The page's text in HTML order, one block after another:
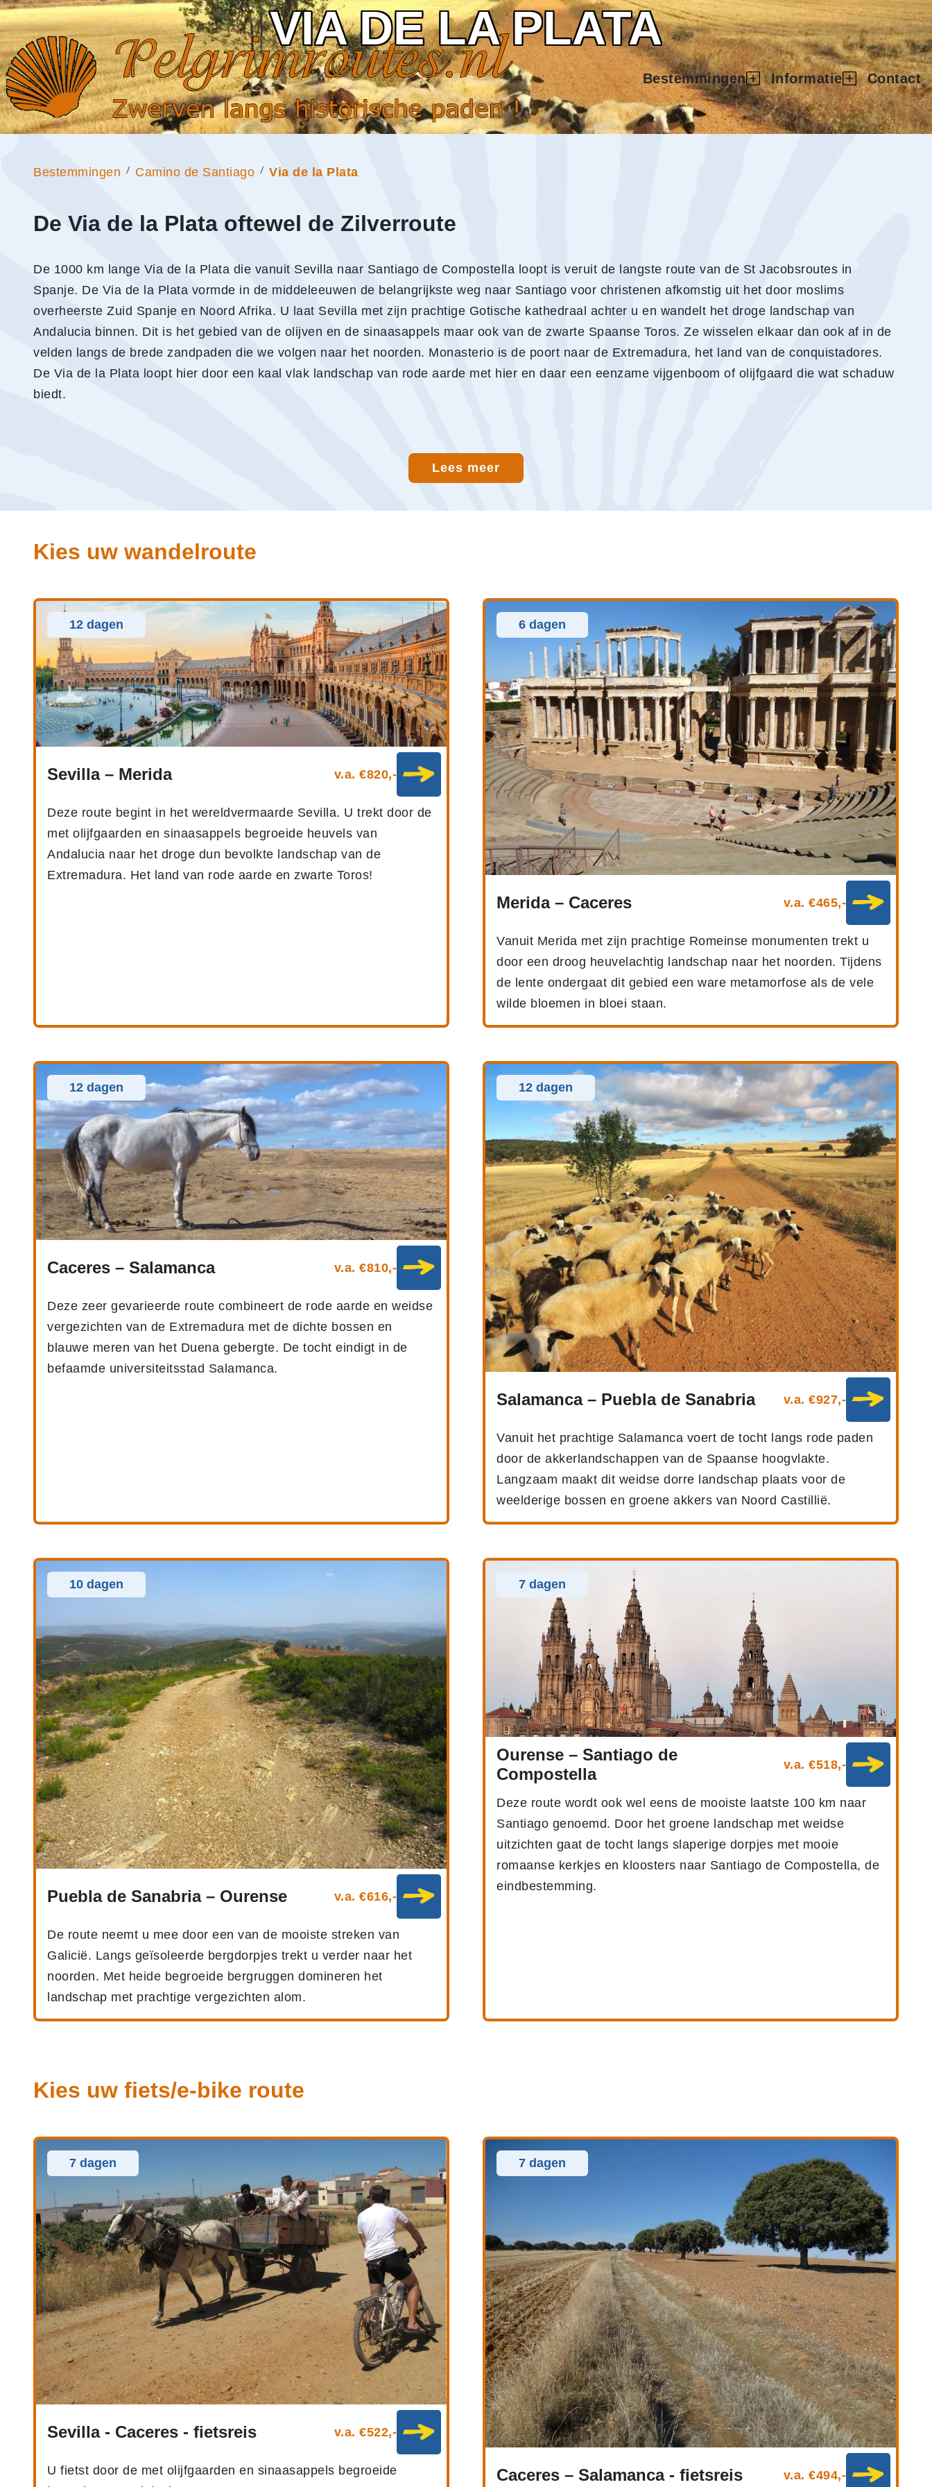
Bestemmingen Informatie Contact
VIA DE LA PLATA
Bestemmingen Camino de Santiago Via de la Plata
De Via de la Plata oftewel de Zilverroute
De 1000 km lange Via de la Plata die vanuit Sevilla naar Santiago de Compostella loopt is veruit de langste route van de St Jacobsroutes in
Spanje. De Via de la Plata vormde in de middeleeuwen de belangrijkste weg naar Santiago voor christenen afkomstig uit het door moslims
overheerste Zuid Spanje en Noord Afrika. U laat Sevilla met zijn prachtige Gotische kathedraal achter u en wandelt het droge landschap van
Andalucia binnen. Dit is het gebied van de olijven en de sinaasappels maar ook van de zwarte Spaanse Toros. Ze wisselen elkaar dan ook af in de
velden langs de brede zandpaden die we volgen naar het noorden. Monasterio is de poort naar de Extremadura, het land van de conquistadores.
De Via de la Plata loopt hier door een kaal vlak landschap van rode aarde met hier en daar een eenzame vijgenboom of olijfgaard die wat schaduw
biedt.
Lees meer
Kies uw wandelroute
12 dagen
Sevilla – Merida v.a. €820,-
Deze route begint in het wereldvermaarde Sevilla. U trekt door de
met olijfgaarden en sinaasappels begroeide heuvels van
Andalucia naar het droge dun bevolkte landschap van de
Extremadura. Het land van rode aarde en zwarte Toros!
6 dagen
Merida – Caceres v.a. €465,-
Vanuit Merida met zijn prachtige Romeinse monumenten trekt u
door een droog heuvelachtig landschap naar het noorden. Tijdens
de lente ondergaat dit gebied een ware metamorfose als de vele
wilde bloemen in bloei staan.
12 dagen
Caceres – Salamanca v.a. €810,-
Deze zeer gevarieerde route combineert de rode aarde en weidse
vergezichten van de Extremadura met de dichte bossen en
blauwe meren van het Duena gebergte. De tocht eindigt in de
befaamde universiteitsstad Salamanca.
12 dagen
Salamanca – Puebla de Sanabria v.a. €927,-
Vanuit het prachtige Salamanca voert de tocht langs rode paden
door de akkerlandschappen van de Spaanse hoogvlakte.
Langzaam maakt dit weidse dorre landschap plaats voor de
weelderige bossen en groene akkers van Noord Castillië.
10 dagen
Puebla de Sanabria – Ourense v.a. €616,-
De route neemt u mee door een van de mooiste streken van
Galicië. Langs geïsoleerde bergdorpjes trekt u verder naar het
noorden. Met heide begroeide bergruggen domineren het
landschap met prachtige vergezichten alom.
7 dagen
Ourense – Santiago de
Compostella
v.a. €518,-
Deze route wordt ook wel eens de mooiste laatste 100 km naar
Santiago genoemd. Door het groene landschap met weidse
uitzichten gaat de tocht langs slaperige dorpjes met mooie
romaanse kerkjes en kloosters naar Santiago de Compostella, de
eindbestemming.
Kies uw fiets/e-bike route
7 dagen
Sevilla - Caceres - fietsreis v.a. €522,-
U fietst door de met olijfgaarden en sinaasappels begroeide
7 dagen
Caceres – Salamanca - fietsreis v.a. €494,-